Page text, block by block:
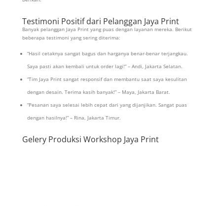
Testimoni Positif dari Pelanggan Jaya Print
Banyak pelanggan Jaya Print yang puas dengan layanan mereka. Berikut
beberapa testimoni yang sering diterima:
“Hasil cetaknya sangat bagus dan harganya benar-benar terjangkau.
Saya pasti akan kembali untuk order lagi!” – Andi, Jakarta Selatan.
“Tim Jaya Print sangat responsif dan membantu saat saya kesulitan
dengan desain. Terima kasih banyak!” – Maya, Jakarta Barat.
“Pesanan saya selesai lebih cepat dari yang dijanjikan. Sangat puas
dengan hasilnya!” – Rina, Jakarta Timur.
Gelery Produksi Workshop Jaya Print